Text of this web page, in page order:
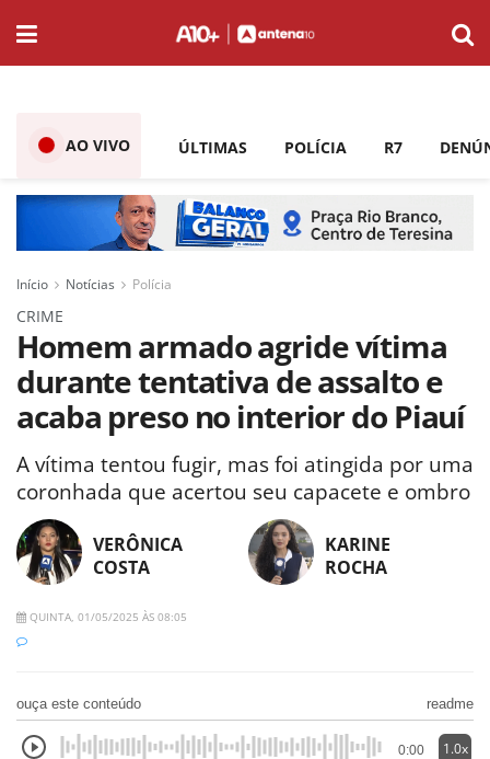
AO VIVO ÚLTIMAS POLÍCIA R7
Início Notícias Polícia
CRIME
Homem armado agride vítima
durante tentativa de assalto e
acaba preso no interior do Piauí
A vítima tentou fugir, mas foi atingida por uma
coronhada que acertou seu capacete e ombro
VERÔNICA
COSTA
KARINE
ROCHA
QUINTA, 01/05/2025 ÀS 08:05
ouça este conteúdo readme
0:00 1.0x